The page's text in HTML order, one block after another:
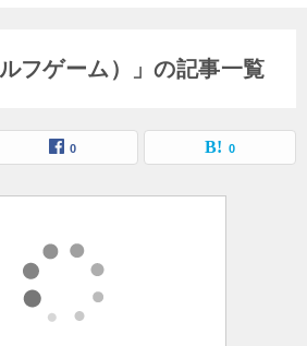
フゲーム）」の記事一覧
0 0